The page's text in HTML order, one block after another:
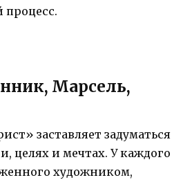
процесс.
Марсель,
заставляет задуматься
целях и мечтах. У каждого
художником,